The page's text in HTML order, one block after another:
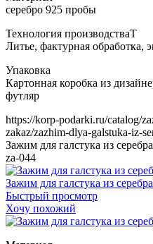
Т
https://korp-podarki.ru/catalog/
zakaz/zazhim-dlya-galstuka-iz-
Зажим для галстука из
za-044
Зажим для галстука из
Быстрый просмотр
Хочу похожий